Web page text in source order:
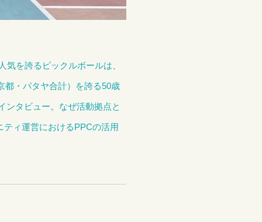
気を誇るピックルボールは、
都・パタヤ合計）を誇る50歳
ンタビュー。なぜ活動拠点と
ィ運営におけるPPCの活用